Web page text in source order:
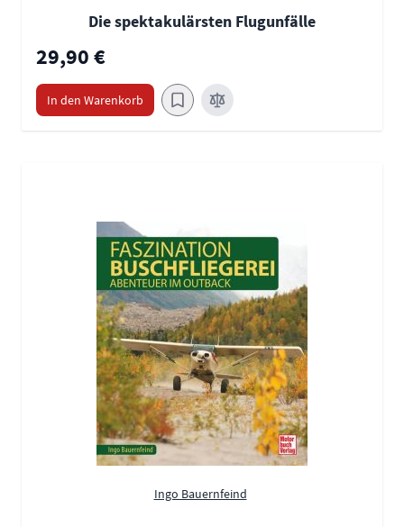
Die spektakulärsten Flugunfälle
29,90 €
In den Warenkorb
Ingo Bauernfeind